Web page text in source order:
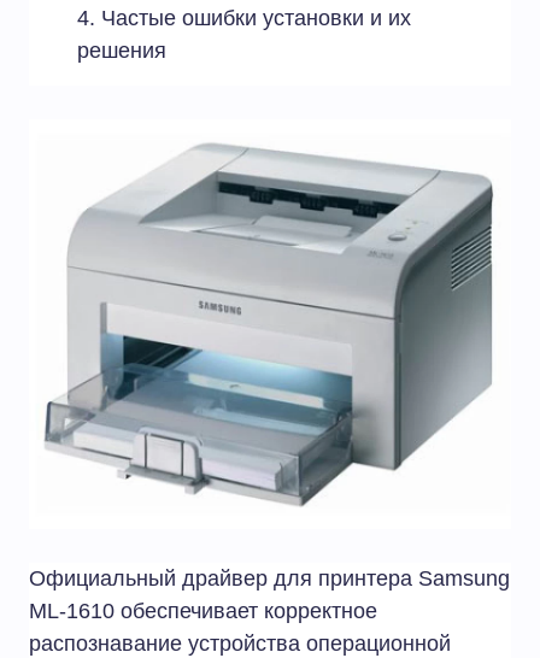
Частые ошибки установки и их
решения
Официальный драйвер для принтера Samsung
ML-1610 обеспечивает корректное
распознавание устройства операционной